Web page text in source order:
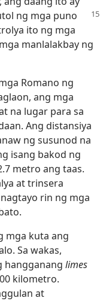
ng mga puno
ito ng mga
manlalakbay ng
Romano ng
ang mga
na lugar para sa
Ang distansiya
ng susunod na
isang bakod ng
metro ang taas.
at trinsera
rin ng mga
mga kuta ang
Sa wakas,
hangganang limes
kilometro.
at